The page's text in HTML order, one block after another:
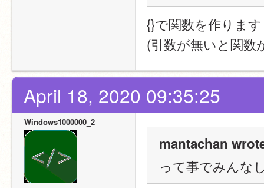
{}で関数を作りま
(引数が無いと関数
April 18, 2020 09:35:25
Windows1000000_2
mantachan
って事でみんな